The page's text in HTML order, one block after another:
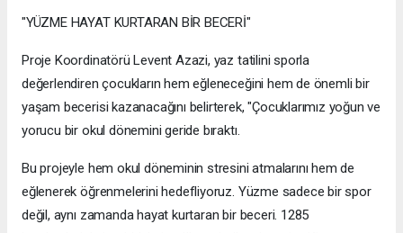
"YÜZME HAYAT KURTARAN BİR BECERİ"
Proje Koordinatörü Levent Azazi, yaz tatilini sporla
değerlendiren çocukların hem eğleneceğini hem de önemli bir
yaşam becerisi kazanacağını belirterek, "Çocuklarımız yoğun ve
yorucu bir okul dönemini geride bıraktı.
Bu projeyle hem okul döneminin stresini atmalarını hem de
eğlenerek öğrenmelerini hedefliyoruz. Yüzme sadece bir spor
değil, aynı zamanda hayat kurtaran bir beceri. 1285